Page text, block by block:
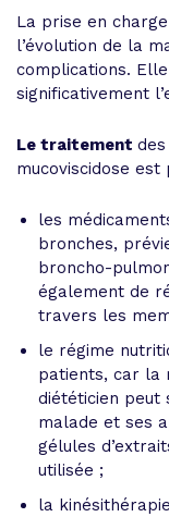
La prise en
l’évolution de la
complications.
significativement
Le traitement
mucoviscidose
les
bronches,
broncho-
également de
travers les
le régime
patients, car la
diététicien peut
malade et ses
gélules
utilisée ;
la